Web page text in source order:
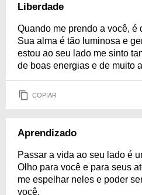
Liberdade
Quando me prendo a você, é
Sua alma é tão luminosa e
estou ao seu lado me sinto
de boas energias e de muito
COPIAR
Aprendizado
Passar a vida ao seu lado é
Olho para você e para seus
me espelhar neles e poder
você.